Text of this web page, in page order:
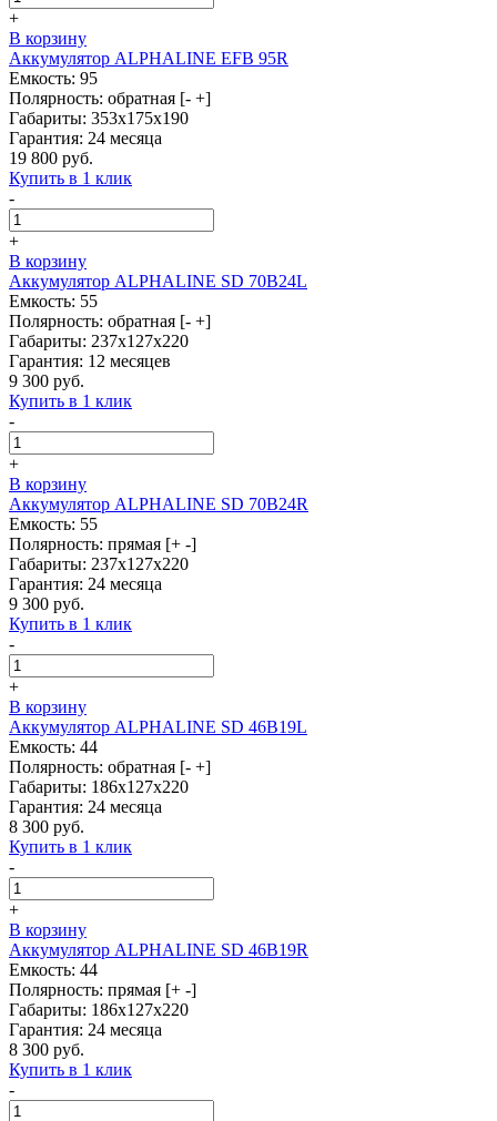
+
В корзину
Аккумулятор ALPHALINE EFB 95R
Емкость: 95
Полярность: обратная [- +]
Габариты: 353x175x190
Гарантия: 24 месяца
19 800 руб.
Купить в 1 клик
-
+
В корзину
Аккумулятор ALPHALINE SD 70B24L
Емкость: 55
Полярность: обратная [- +]
Габариты: 237x127x220
Гарантия: 12 месяцев
9 300 руб.
Купить в 1 клик
-
+
В корзину
Аккумулятор ALPHALINE SD 70B24R
Емкость: 55
Полярность: прямая [+ -]
Габариты: 237x127x220
Гарантия: 24 месяца
9 300 руб.
Купить в 1 клик
-
+
В корзину
Аккумулятор ALPHALINE SD 46B19L
Емкость: 44
Полярность: обратная [- +]
Габариты: 186x127x220
Гарантия: 24 месяца
8 300 руб.
Купить в 1 клик
-
+
В корзину
Аккумулятор ALPHALINE SD 46B19R
Емкость: 44
Полярность: прямая [+ -]
Габариты: 186x127x220
Гарантия: 24 месяца
8 300 руб.
Купить в 1 клик
-